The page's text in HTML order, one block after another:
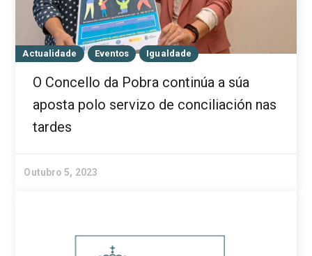
Actualidade Eventos Igualdade
O Concello da Pobra continúa a súa
aposta polo servizo de conciliación nas
tardes
Outubro 5, 2023